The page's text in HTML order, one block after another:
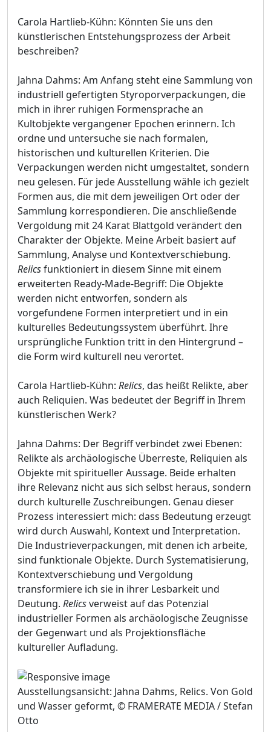
Carola Hartlieb-Kühn: Könnten Sie uns den
künstlerischen Entstehungsprozess der Arbeit
beschreiben?
Jahna Dahms: Am Anfang steht eine Sammlung von
industriell gefertigten Styroporverpackungen, die
mich in ihrer ruhigen Formensprache an
Kultobjekte vergangener Epochen erinnern. Ich
ordne und untersuche sie nach formalen,
historischen und kulturellen Kriterien. Die
Verpackungen werden nicht umgestaltet, sondern
neu gelesen. Für jede Ausstellung wähle ich gezielt
Formen aus, die mit dem jeweiligen Ort oder der
Sammlung korrespondieren. Die anschließende
Vergoldung mit 24 Karat Blattgold verändert den
Charakter der Objekte. Meine Arbeit basiert auf
Sammlung, Analyse und Kontextverschiebung.
Relicsfunktioniert in diesem Sinne mit einem
erweiterten Ready-Made-Begriff: Die Objekte
werden nicht entworfen, sondern als
vorgefundene Formen interpretiert und in ein
kulturelles Bedeutungssystem überführt. Ihre
ursprüngliche Funktion tritt in den Hintergrund –
die Form wird kulturell neu verortet.
Carola Hartlieb-Kühn: Relics, das heißt Relikte, aber
auch Reliquien. Was bedeutet der Begriff in Ihrem
künstlerischen Werk?
Jahna Dahms: Der Begriff verbindet zwei Ebenen:
Relikte als archäologische Überreste, Reliquien als
Objekte mit spiritueller Aussage. Beide erhalten
ihre Relevanz nicht aus sich selbst heraus, sondern
durch kulturelle Zuschreibungen. Genau dieser
Prozess interessiert mich: dass Bedeutung erzeugt
wird durch Auswahl, Kontext und Interpretation.
Die Industrieverpackungen, mit denen ich arbeite,
sind funktionale Objekte. Durch Systematisierung,
Kontextverschiebung und Vergoldung
transformiere ich sie in ihrer Lesbarkeit und
Deutung. Relicsverweist auf das Potenzial
industrieller Formen als archäologische Zeugnisse
der Gegenwart und als Projektionsfläche
kultureller Aufladung.
Ausstellungsansicht: Jahna Dahms, Relics. Von Gold
und Wasser geformt, © FRAMERATE MEDIA / Stefan
Otto